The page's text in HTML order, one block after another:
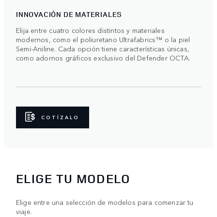
INNOVACIÓN DE MATERIALES
Elija entre cuatro colores distintos y materiales
modernos, como el poliuretano Ultrafabrics™ o la piel
Semi-Aniline. Cada opción tiene características únicas,
como adornos gráficos exclusivo del Defender OCTA.
COTÍZALO
ELIGE TU MODELO
Elige entre una selección de modelos para comenzar tu
viaje.